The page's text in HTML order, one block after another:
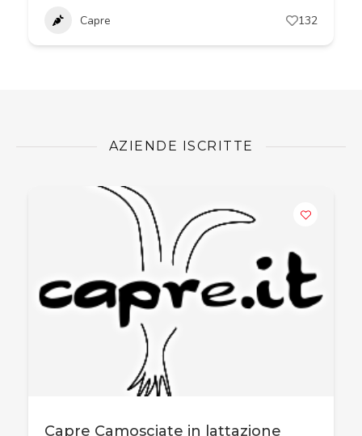
Capre 132
AZIENDE ISCRITTE
Capre Camosciate in lattazione